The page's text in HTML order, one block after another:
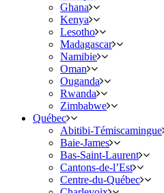
Ghana
Kenya
Lesotho
Madagascar
Namibie
Oman
Ouganda
Rwanda
Zimbabwe
Québec
Abitibi-Témiscamingue
Baie-James
Bas-Saint-Laurent
Cantons-de-l’Est
Centre-du-Québec